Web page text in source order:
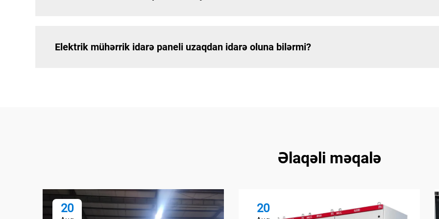
Elektrik mühərrik idarə paneli uzaqdan idarə oluna bilərmi?
Əlaqəli məqalə
20 20